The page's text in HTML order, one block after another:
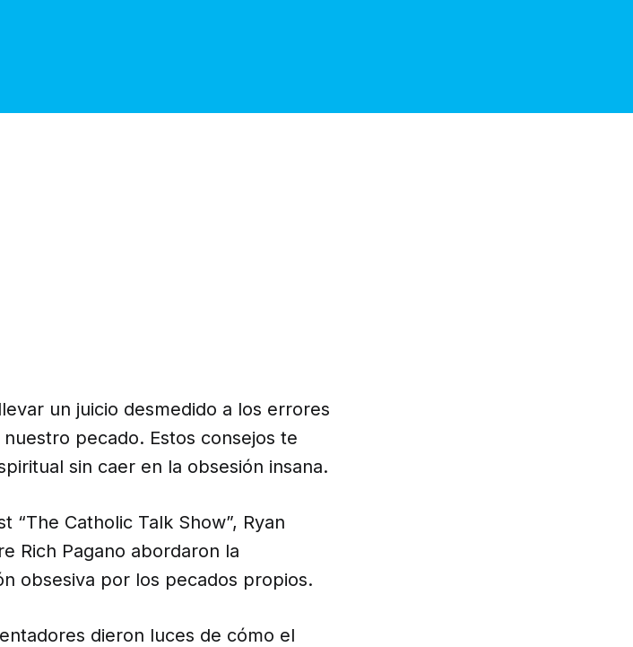
un juicio desmedido a los errores
pecado. Estos consejos te
sin caer en la obsesión insana.
“The Catholic Talk Show”, Ryan
Rich Pagano abordaron la
obsesiva por los pecados propios.
dieron luces de cómo el